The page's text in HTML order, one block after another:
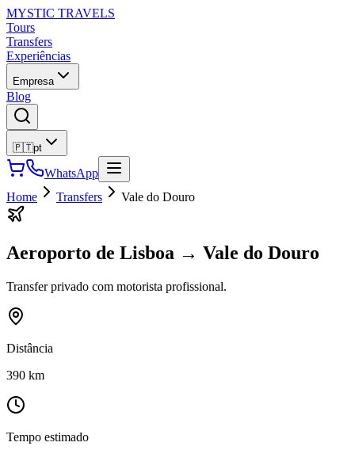
MYSTIC TRAVELS
Tours
Transfers
Experiências
Empresa
Blog
🇵🇹pt
WhatsApp
Home
Transfers Vale do Douro
Aeroporto de Lisboa → Vale do Douro
Transfer privado com motorista profissional.
Distância
390 km
Tempo estimado